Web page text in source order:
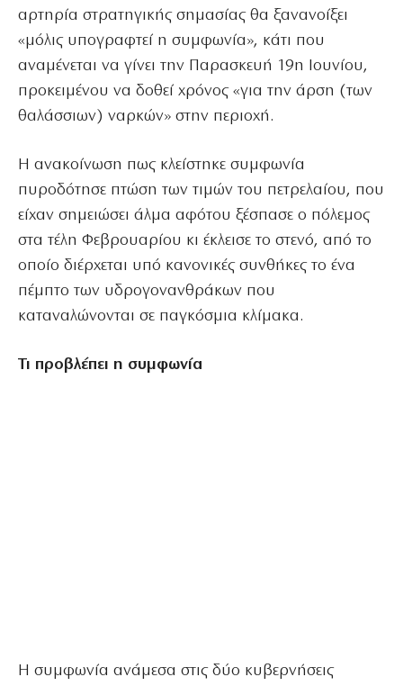
αρτηρία στρατηγικής σημασίας θα ξανανοίξει
«μόλις υπογραφτεί η συμφωνία», κάτι που
αναμένεται να γίνει την Παρασκευή 19η Ιουνίου,
προκειμένου να δοθεί χρόνος «για την άρση (των
θαλάσσιων) ναρκών» στην περιοχή.
Η ανακοίνωση πως κλείστηκε συμφωνία
πυροδότησε πτώση των τιμών του πετρελαίου, που
είχαν σημειώσει άλμα αφότου ξέσπασε ο πόλεμος
στα τέλη Φεβρουαρίου κι έκλεισε το στενό, από το
οποίο διέρχεται υπό κανονικές συνθήκες το ένα
πέμπτο των υδρογονανθράκων που
καταναλώνονται σε παγκόσμια κλίμακα.
Τι προβλέπει η συμφωνία
Η συμφωνία ανάμεσα στις δύο κυβερνήσεις